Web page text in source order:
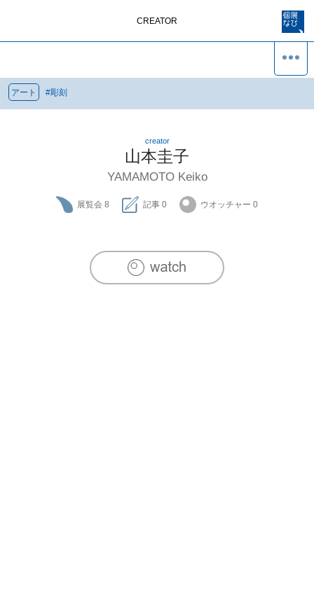
CREATOR
アート #彫刻
creator
山本圭子
YAMAMOTO Keiko
展覧会 8 記事 0 ウオッチャー 0